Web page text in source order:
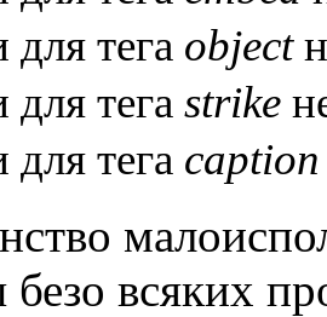
тега object
тега strike
тега caption
безо всяких